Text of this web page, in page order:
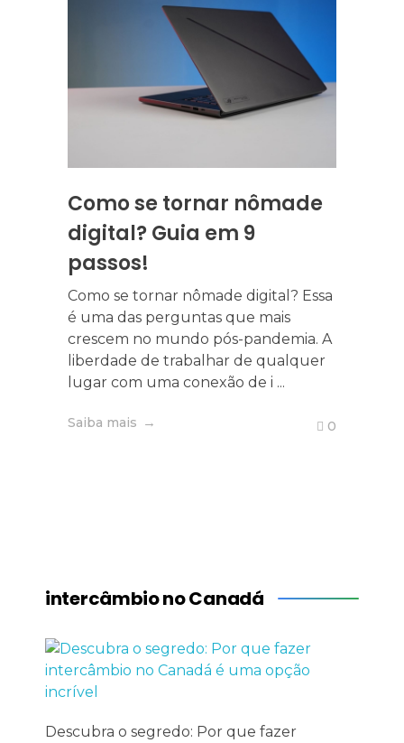
Como se tornar nômade
digital? Guia em 9
passos!
Como se tornar nômade digital? Essa
é uma das perguntas que mais
crescem no mundo pós-pandemia. A
liberdade de trabalhar de qualquer
lugar com uma conexão de i ...
Saiba mais 0
intercâmbio no Canadá
Descubra o segredo: Por que fazer